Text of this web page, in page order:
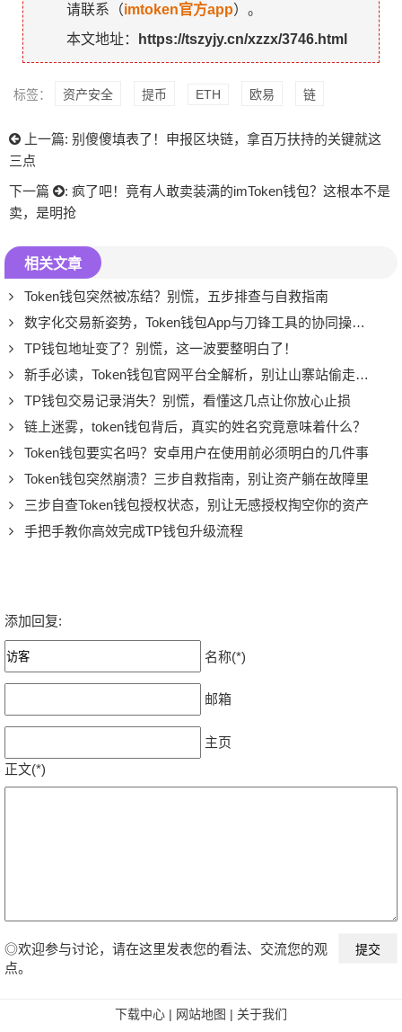
请联系（imtoken官方app）。
本文地址：
https://tszyjy.cn/xzzx/3746.html
标签： 资产安全 提币 ETH 欧易 链
上一篇: 别傻傻填表了！申报区块链，拿百万扶持的关键就这
三点
下一篇
: 疯了吧！竟有人敢卖装满的imToken钱包？这根本不是
卖，是明抢
相关文章
Token钱包突然被冻结？别慌，五步排查与自救指南
数字化交易新姿势，Token钱包App与刀锋工具的协同操作指南
TP钱包地址变了？别慌，这一波要整明白了！
新手必读，Token钱包官网平台全解析，别让山寨站偷走你的资产
TP钱包交易记录消失？别慌，看懂这几点让你放心止损
链上迷雾，token钱包背后，真实的姓名究竟意味着什么？
Token钱包要实名吗？安卓用户在使用前必须明白的几件事
Token钱包突然崩溃？三步自救指南，别让资产躺在故障里
三步自查Token钱包授权状态，别让无感授权掏空你的资产
手把手教你高效完成TP钱包升级流程
添加回复:
名称(*)
邮箱
主页
正文(*)
◎欢迎参与讨论，请在这里发表您的看法、交流您的观
点。
下载中心 | 网站地图 | 关于我们